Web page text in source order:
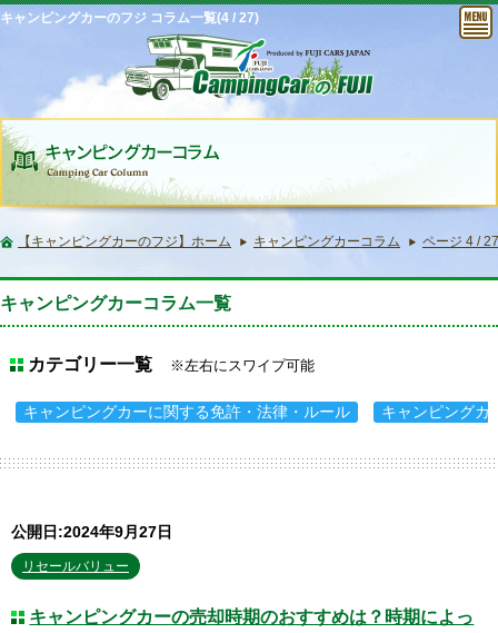
キャンピングカーのフジ コラム一覧(4 / 27)
【キャンピングカーのフジ】ホーム キャンピングカーコラム ページ 4 / 27
キャンピングカーコラム一覧
カテゴリー一覧 ※左右にスワイプ可能
キャンピングカーに関する免許・法律・ルール キャンピングカ
公開日:2024年9月27日
リセールバリュー
キャンピングカーの売却時期のおすすめは？時期によっ